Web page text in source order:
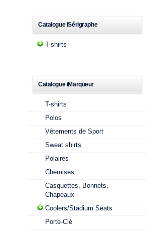
Catalogue iSérigraphe
T-shirts
Catalogue iMarqueur
T-shirts
Polos
Vêtements de Sport
Sweat shirts
Polaires
Chemises
Casquettes, Bonnets,
Chapeaux
Coolers/Stadium Seats
Porte-Clé